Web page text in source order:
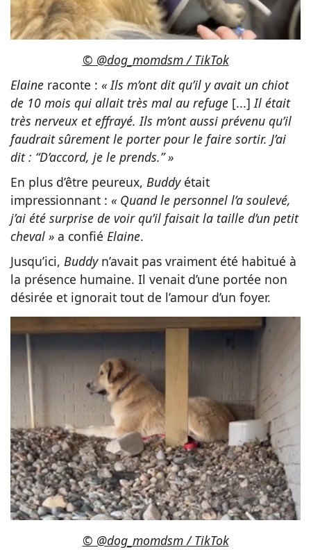
© @dog_momdsm / TikTok
Elaine raconte : « Ils m’ont dit qu’il y avait un chiot
de 10 mois qui allait très mal au refuge [...]Il était
très nerveux et effrayé. Ils m’ont aussi prévenu qu’il
faudrait sûrement le porter pour le faire sortir. J’ai
dit : “D’accord, je le prends.” »
En plus d’être peureux, Buddy était
impressionnant : « Quand le personnel l’a soulevé,
j’ai été surprise de voir qu’il faisait la taille d’un petit
cheval » a confié Elaine.
Jusqu’ici, Buddy n’avait pas vraiment été habitué à
la présence humaine. Il venait d’une portée non
désirée et ignorait tout de l’amour d’un foyer.
© @dog_momdsm / TikTok